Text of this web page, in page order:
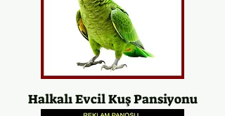
Halkalı Evcil Kuş Pansiyonu